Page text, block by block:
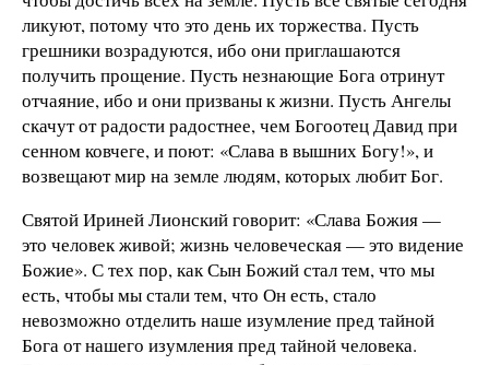
ликуют, потому что это день их торжества. Пусть
грешники возрадуются, ибо они приглашаются
получить прощение. Пусть незнающие Бога отринут
отчаяние, ибо и они призваны к жизни. Пусть Ангелы
скачут от радости радостнее, чем Богоотец Давид при
сенном ковчеге, и поют: «Слава в вышних Богу!», и
возвещают мир на земле людям, которых любит Бог.
Святой Ириней Лионский говорит: «Слава Божия —
это человек живой; жизнь человеческая — это видение
Божие». С тех пор, как Сын Божий стал тем, что мы
есть, чтобы мы стали тем, что Он есть, стало
невозможно отделить наше изумление пред тайной
Бога от нашего изумления пред тайной человека.